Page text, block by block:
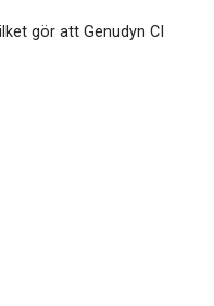
gör att Genudyn CI